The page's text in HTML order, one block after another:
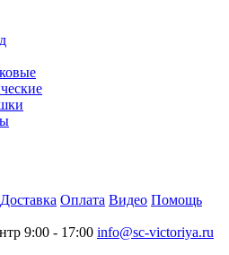
Доставка Оплата Видео Помощь
9:00 - 17:00 info@sc-victoriya.ru